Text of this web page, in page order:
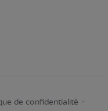
de confidentialité